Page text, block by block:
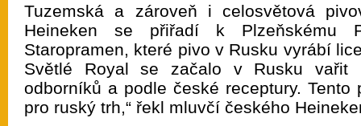
Tuzemská a zároveň i celosvětová
Heineken se přiřadí k Plzeňskému
Staropramen, které pivo v Rusku vyrábí
Světlé Royal se začalo v Rusku vařit
odborníků a podle české receptury. Tento
pro ruský trh,“ řekl mluvčí českého